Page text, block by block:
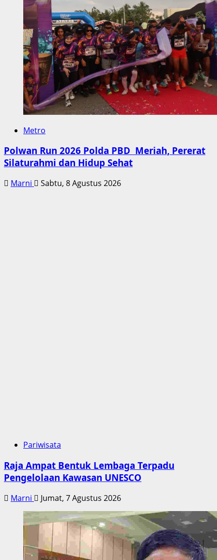
Metro
Polwan Run 2026 Polda PBD Meriah, Pererat
Silaturahmi dan Hidup Sehat
Marni Sabtu, 8 Agustus 2026
Pariwisata
Raja Ampat Bentuk Lembaga Terpadu
Pengelolaan Kawasan UNESCO
Marni Jumat, 7 Agustus 2026